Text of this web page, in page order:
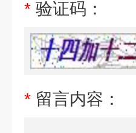
* 验证码：
* 留言内容：